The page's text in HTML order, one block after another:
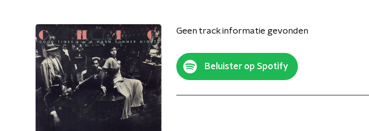
Geen track informatie gevonden
Beluister op Spotify